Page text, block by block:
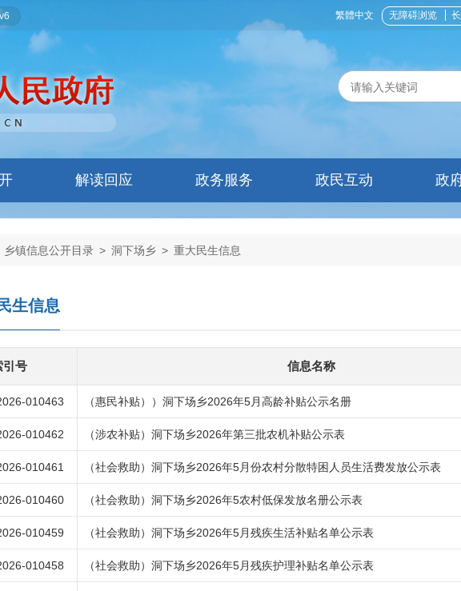
繁體中文 无障碍浏览
解读回应 政务服务 政民互动 政
乡镇信息公开目录 > 洞下场乡 > 重大民生信息
生信息
引号 信息名称
010463 （惠民补贴））洞下场乡2026年5月高龄补贴公示名册
010462 （涉农补贴）洞下场乡2026年第三批农机补贴公示表
010461 （社会救助）洞下场乡2026年5月份农村分散特困人员生活费发放公示表
010460 （社会救助）洞下场乡2026年5农村低保发放名册公示表
010459 （社会救助）洞下场乡2026年5月残疾生活补贴名单公示表
010458 （社会救助）洞下场乡2026年5月残疾护理补贴名单公示表